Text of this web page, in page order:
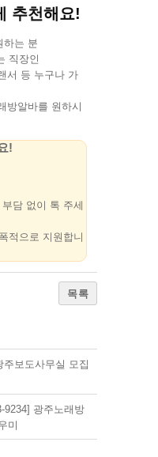
추천해요!
하는 분
직장인
서 등 누구나 가
방알바를 원하시
!
담 없이 톡 주세
적으로 지원합니
목록
주보도사무실 모집
9234] 광주노래방
미